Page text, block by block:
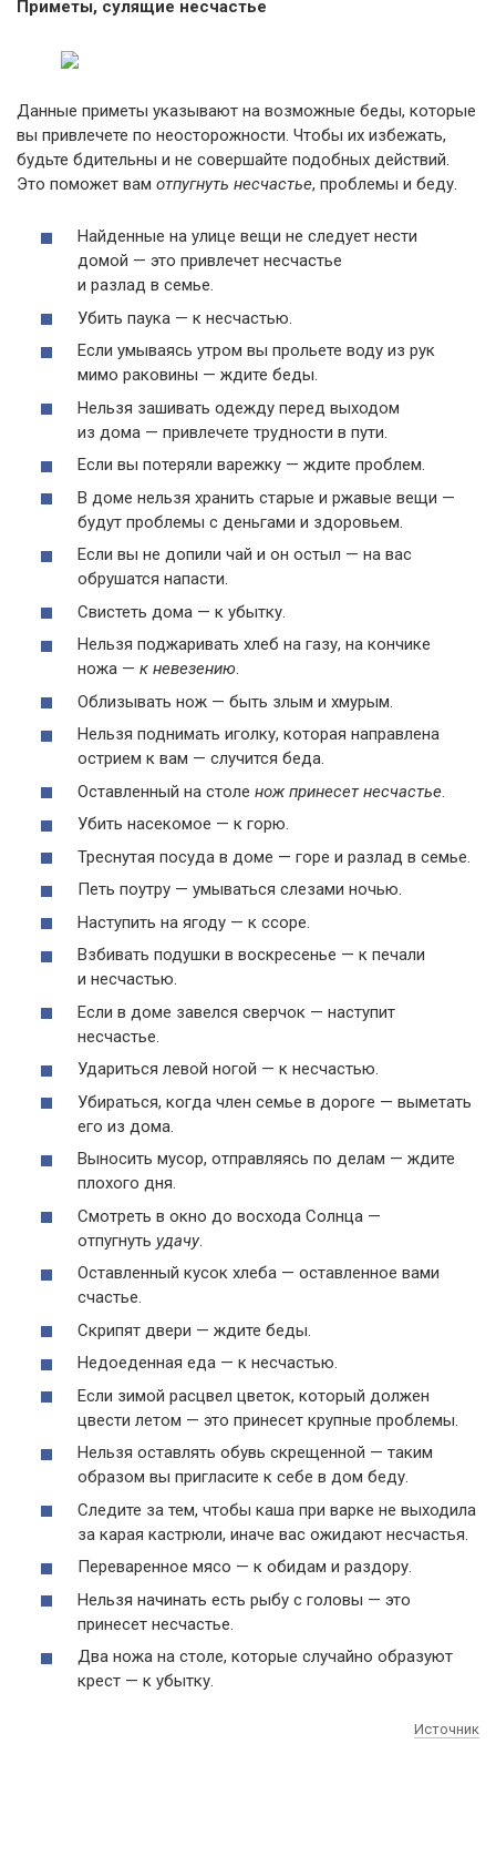
Приметы, сулящие несчастье
Данные приметы указывают на возможные беды, которые
вы привлечете по неосторожности. Чтобы их избежать,
будьте бдительны и не совершайте подобных действий.
Это поможет вам отпугнуть несчастье, проблемы и беду.
Найденные на улице вещи не следует нести
домой — это привлечет несчастье
и разлад в семье.
Убить паука — к несчастью.
Если умываясь утром вы прольете воду из рук
мимо раковины — ждите беды.
Нельзя зашивать одежду перед выходом
из дома — привлечете трудности в пути.
Если вы потеряли варежку — ждите проблем.
В доме нельзя хранить старые и ржавые вещи —
будут проблемы с деньгами и здоровьем.
Если вы не допили чай и он остыл — на вас
обрушатся напасти.
Свистеть дома — к убытку.
Нельзя поджаривать хлеб на газу, на кончике
ножа — к невезению.
Облизывать нож — быть злым и хмурым.
Нельзя поднимать иголку, которая направлена
острием к вам — случится беда.
Оставленный на столе нож принесет несчастье
Убить насекомое — к горю.
Треснутая посуда в доме — горе и разлад в семье.
Петь поутру — умываться слезами ночью.
Наступить на ягоду — к ссоре.
Взбивать подушки в воскресенье — к печали
и несчастью.
Если в доме завелся сверчок — наступит
несчастье.
Удариться левой ногой — к несчастью.
Убираться, когда член семье в дороге — выметать
его из дома.
Выносить мусор, отправляясь по делам — ждите
плохого дня.
Смотреть в окно до восхода Солнца —
отпугнуть удачу.
Оставленный кусок хлеба — оставленное вами
счастье.
Скрипят двери — ждите беды.
Недоеденная еда — к несчастью.
Если зимой расцвел цветок, который должен
цвести летом — это принесет крупные проблемы.
Нельзя оставлять обувь скрещенной — таким
образом вы пригласите к себе в дом беду.
Следите за тем, чтобы каша при варке не выходила
за карая кастрюли, иначе вас ожидают несчастья.
Переваренное мясо — к обидам и раздору.
Нельзя начинать есть рыбу с головы — это
принесет несчастье.
Два ножа на столе, которые случайно образуют
крест — к убытку.
Источник